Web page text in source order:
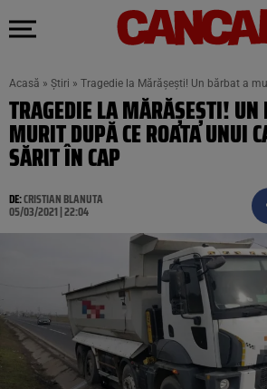
Acasă » Știri » Tragedie la Mărășești! Un bărbat a
TRAGEDIE LA MĂRĂȘEȘTI!
MURIT DUPĂ CE ROATA UNUI
SĂRIT ÎN CAP
DE:CRISTIAN BLANUTA
05/03/2021 | 22:04